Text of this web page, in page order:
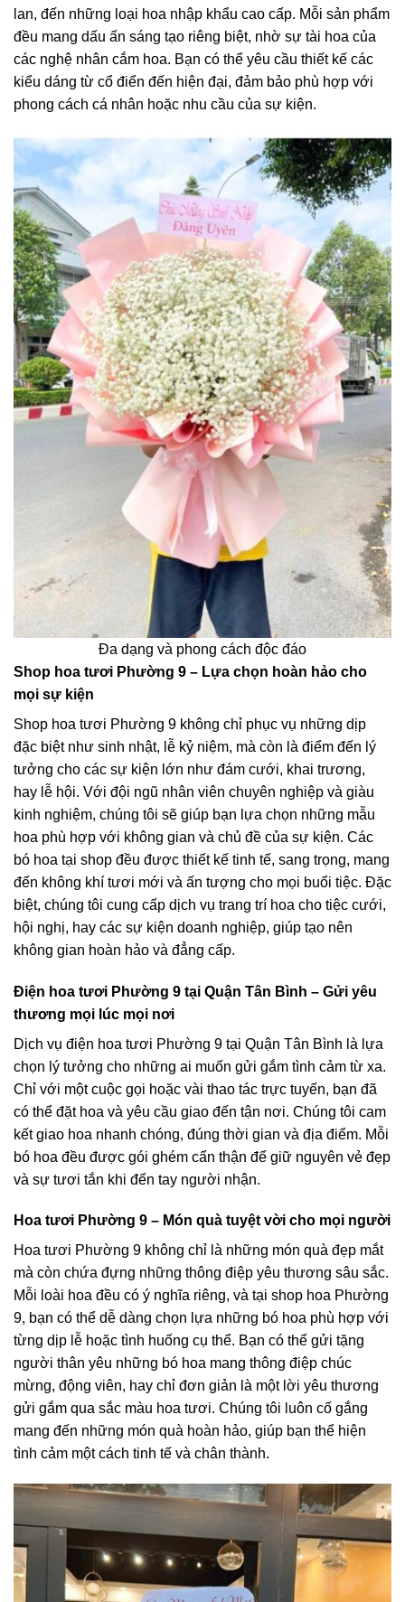
lan, đến những loại hoa nhập khẩu cao cấp. Mỗi sản phẩm
đều mang dấu ấn sáng tạo riêng biệt, nhờ sự tài hoa của
các nghệ nhân cắm hoa. Bạn có thể yêu cầu thiết kế các
kiểu dáng từ cổ điển đến hiện đại, đảm bảo phù hợp với
phong cách cá nhân hoặc nhu cầu của sự kiện.
Đa dạng và phong cách độc đáo
Shop hoa tươi Phường 9 – Lựa chọn hoàn hảo cho
mọi sự kiện
Shop hoa tươi Phường 9 không chỉ phục vụ những dịp
đặc biệt như sinh nhật, lễ kỷ niệm, mà còn là điểm đến lý
tưởng cho các sự kiện lớn như đám cưới, khai trương,
hay lễ hội. Với đội ngũ nhân viên chuyên nghiệp và giàu
kinh nghiệm, chúng tôi sẽ giúp bạn lựa chọn những mẫu
hoa phù hợp với không gian và chủ đề của sự kiện. Các
bó hoa tại shop đều được thiết kế tinh tế, sang trọng, mang
đến không khí tươi mới và ấn tượng cho mọi buổi tiệc. Đặc
biệt, chúng tôi cung cấp dịch vụ trang trí hoa cho tiệc cưới,
hội nghị, hay các sự kiện doanh nghiệp, giúp tạo nên
không gian hoàn hảo và đẳng cấp.
Điện hoa tươi Phường 9 tại Quận Tân Bình – Gửi yêu
thương mọi lúc mọi nơi
Dịch vụ điện hoa tươi Phường 9 tại Quận Tân Bình là lựa
chọn lý tưởng cho những ai muốn gửi gắm tình cảm từ xa.
Chỉ với một cuộc gọi hoặc vài thao tác trực tuyến, bạn đã
có thể đặt hoa và yêu cầu giao đến tận nơi. Chúng tôi cam
kết giao hoa nhanh chóng, đúng thời gian và địa điểm. Mỗi
bó hoa đều được gói ghém cẩn thận để giữ nguyên vẻ đẹp
và sự tươi tắn khi đến tay người nhận.
Hoa tươi Phường 9 – Món quà tuyệt vời cho mọi người
Hoa tươi Phường 9 không chỉ là những món quà đẹp mắt
mà còn chứa đựng những thông điệp yêu thương sâu sắc.
Mỗi loài hoa đều có ý nghĩa riêng, và tại shop hoa Phường
9, bạn có thể dễ dàng chọn lựa những bó hoa phù hợp với
từng dịp lễ hoặc tình huống cụ thể. Bạn có thể gửi tặng
người thân yêu những bó hoa mang thông điệp chúc
mừng, động viên, hay chỉ đơn giản là một lời yêu thương
gửi gắm qua sắc màu hoa tươi. Chúng tôi luôn cố gắng
mang đến những món quà hoàn hảo, giúp bạn thể hiện
tình cảm một cách tinh tế và chân thành.